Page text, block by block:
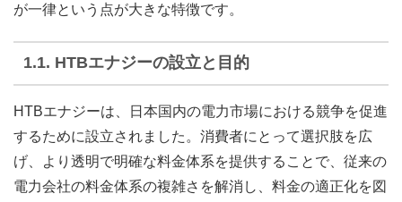
が一律という点が大きな特徴です。
1.1. HTBエナジーの設立と目的
HTBエナジーは、日本国内の電力市場における競争を促進
するために設立されました。消費者にとって選択肢を広
げ、より透明で明確な料金体系を提供することで、従来の
電力会社の料金体系の複雑さを解消し、料金の適正化を図